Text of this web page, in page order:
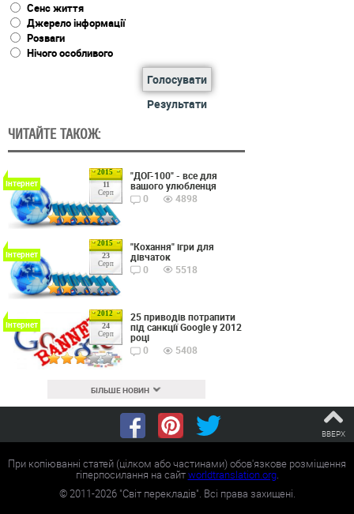
Сенс життя
Джерело інформації
Розваги
Нічого особливого
Голосувати
Результати
ЧИТАЙТЕ ТАКОЖ:
2015
11
Серп
Інтернет
"ДОГ-100" - все для
вашого улюбленця
0
4898
2015
23
Серп
Інтернет
"Кохання" ігри для
дівчаток
0
5518
2012
24
Серп
Інтернет
25 приводів потрапити
під санкції Google у 2012
році
0
5408
БІЛЬШЕ НОВИН
ВВЕРХ
При копіюванні статей (цілком або частинами) обов'язкове розміщення
гіперпосилання на сайтworldtranslation.org.
©2011-2026"Світ перекладів". Всі права захищені.